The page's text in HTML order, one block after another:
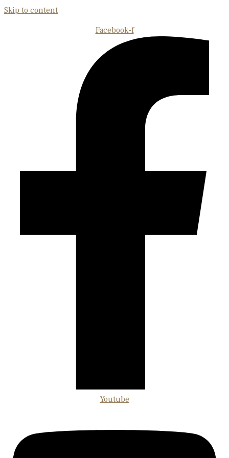
Skip to content
Facebook-f
Youtube